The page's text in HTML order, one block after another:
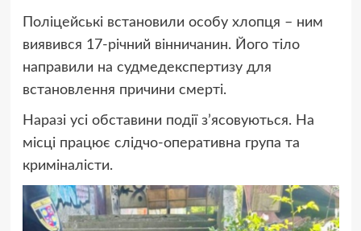
Поліцейські встановили особу хлопця – ним
виявився 17-річний вінничанин. Його тіло
направили на судмедекспертизу для
встановлення причини смерті.
Наразі усі обставини події з’ясовуються. На
місці працює слідчо-оперативна група та
криміналісти.